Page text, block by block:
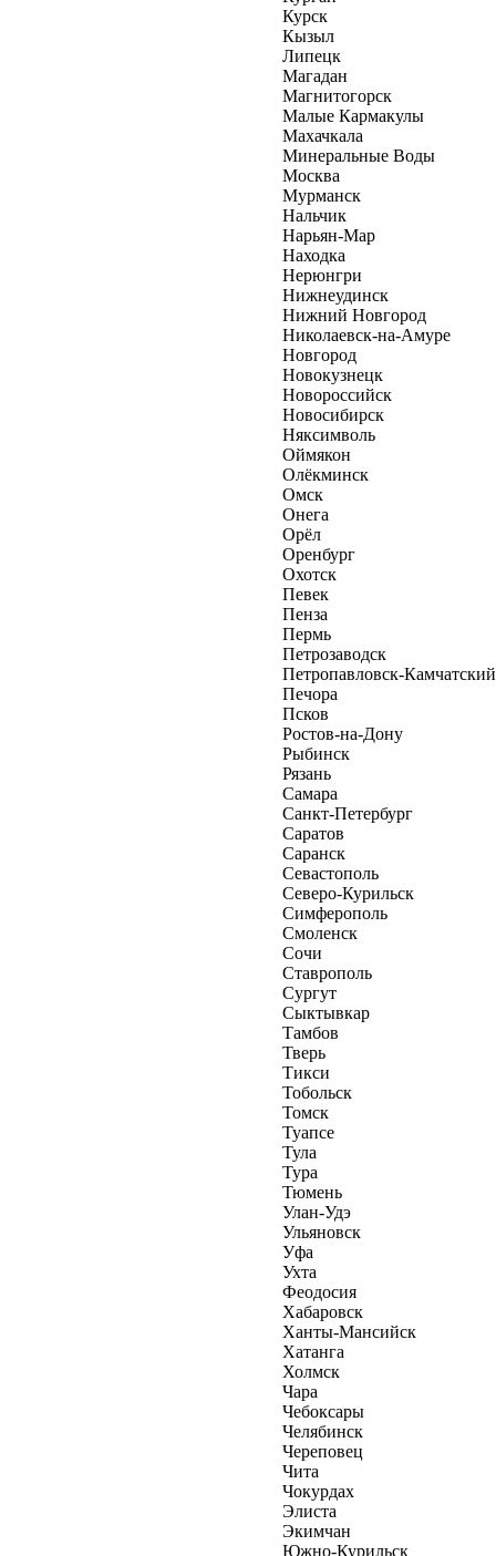
Курск
Кызыл
Липецк
Магадан
Магнитогорск
Малые Кармакулы
Махачкала
Минеральные Воды
Москва
Мурманск
Нальчик
Нарьян-Мар
Находка
Нерюнгри
Нижнеудинск
Нижний Новгород
Николаевск-на-Амуре
Новгород
Новокузнецк
Новороссийск
Новосибирск
Няксимволь
Оймякон
Олёкминск
Омск
Онега
Орёл
Оренбург
Охотск
Певек
Пенза
Пермь
Петрозаводск
Петропавловск-Камчатский
Печора
Псков
Ростов-на-Дону
Рыбинск
Рязань
Самара
Санкт-Петербург
Саратов
Саранск
Севастополь
Северо-Курильск
Симферополь
Смоленск
Сочи
Ставрополь
Сургут
Сыктывкар
Тамбов
Тверь
Тикси
Тобольск
Томск
Туапсе
Тула
Тура
Тюмень
Улан-Удэ
Ульяновск
Уфа
Ухта
Феодосия
Хабаровск
Ханты-Мансийск
Хатанга
Холмск
Чара
Чебоксары
Челябинск
Череповец
Чита
Чокурдах
Элиста
Экимчан
Южно-Курильск